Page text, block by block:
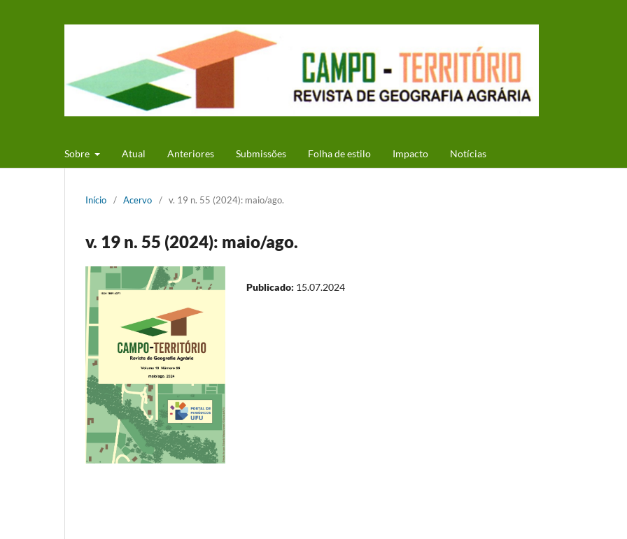
Sobre Atual Anteriores Submissões Folha de estilo Impacto Notícias
Início / Acervo / v. 19 n. 55 (2024): maio/ago.
v. 19 n. 55 (2024): maio/ago.
Publicado: 15.07.2024